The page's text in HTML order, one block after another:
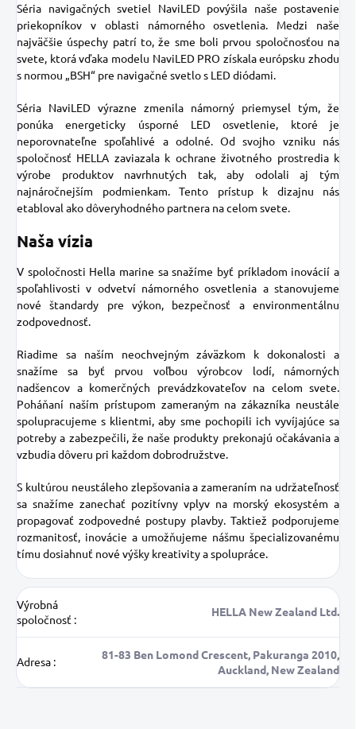
Séria navigačných svetiel NaviLED povýšila naše postavenie
priekopníkov v oblasti námorného osvetlenia. Medzi naše
najväčšie úspechy patrí to, že sme boli prvou spoločnosťou na
svete, ktorá vďaka modelu NaviLED PRO získala európsku zhodu
s normou „BSH“ pre navigačné svetlo s LED diódami.
Séria NaviLED výrazne zmenila námorný priemysel tým, že
ponúka energeticky úsporné LED osvetlenie, ktoré je
neporovnateľne spoľahlivé a odolné. Od svojho vzniku nás
spoločnosť HELLA zaviazala k ochrane životného prostredia k
výrobe produktov navrhnutých tak, aby odolali aj tým
najnáročnejším podmienkam. Tento prístup k dizajnu nás
etabloval ako dôveryhodného partnera na celom svete.
Naša vízia
V spoločnosti Hella marine sa snažíme byť príkladom inovácií a
spoľahlivosti v odvetví námorného osvetlenia a stanovujeme
nové štandardy pre výkon, bezpečnosť a environmentálnu
zodpovednosť.
Riadime sa naším neochvejným záväzkom k dokonalosti a
snažíme sa byť prvou voľbou výrobcov lodí, námorných
nadšencov a komerčných prevádzkovateľov na celom svete.
Poháňaní naším prístupom zameraným na zákazníka neustále
spolupracujeme s klientmi, aby sme pochopili ich vyvíjajúce sa
potreby a zabezpečili, že naše produkty prekonajú očakávania a
vzbudia dôveru pri každom dobrodružstve.
S kultúrou neustáleho zlepšovania a zameraním na udržateľnosť
sa snažíme zanechať pozitívny vplyv na morský ekosystém a
propagovať zodpovedné postupy plavby. Taktiež podporujeme
rozmanitosť, inovácie a umožňujeme nášmu špecializovanému
tímu dosiahnuť nové výšky kreativity a spolupráce.
Výrobná
spoločnosť :
HELLA New Zealand Ltd.
Adresa :
81-83 Ben Lomond Crescent, Pakuranga 2010,
Auckland, New Zealand